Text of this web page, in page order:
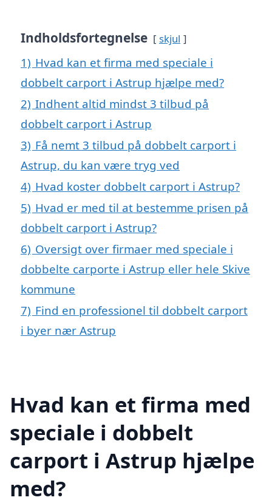
Indholdsfortegnelse skjul
1) Hvad kan et firma med speciale i
dobbelt carport i Astrup hjælpe med?
2) Indhent altid mindst 3 tilbud på
dobbelt carport i Astrup
3) Få nemt 3 tilbud på dobbelt carport i
Astrup, du kan være tryg ved
4) Hvad koster dobbelt carport i Astrup?
5) Hvad er med til at bestemme prisen på
dobbelt carport i Astrup?
6) Oversigt over firmaer med speciale i
dobbelte carporte i Astrup eller hele Skive
kommune
7) Find en professionel til dobbelt carport
i byer nær Astrup
Hvad kan et firma med
speciale i dobbelt
carport i Astrup hjælpe
med?